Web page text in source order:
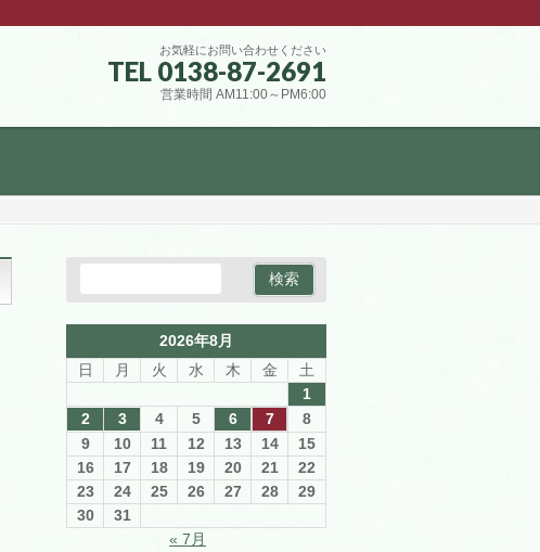
お気軽にお問い合わせください
TEL 0138-87-2691
営業時間 AM11:00～PM6:00
2026年8月
日
月 火 水 木 金
土
1
2
3 4 5 6 7
8
9
10 11 12 13 14
15
16
17 18 19 20 21
22
23
24 25 26 27 28
29
30
31
« 7月